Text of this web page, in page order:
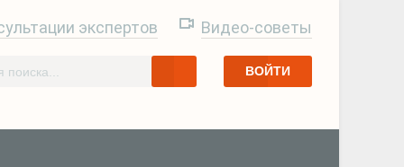
экспертов Видео-советы
ВОЙТИ